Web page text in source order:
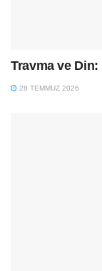
Travma ve Din:
28 TEMMUZ 2026